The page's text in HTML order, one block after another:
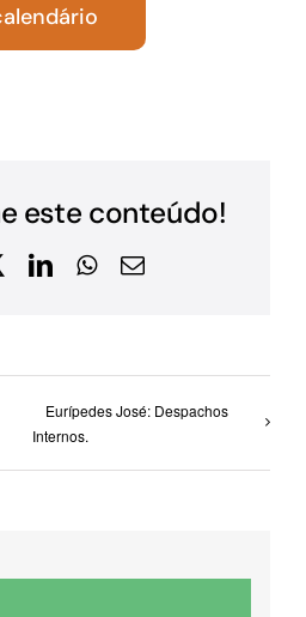
este conteúdo!
X LinkedInWhatsApp
E-
Eurípedes José: Despachos
Internos.